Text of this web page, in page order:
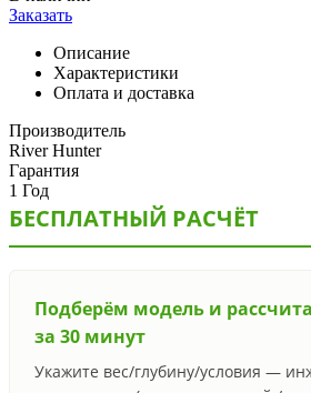
Заказать
Описание
Характеристики
Оплата и доставка
Производитель
River Hunter
Гарантия
1 Год
БЕСПЛАТНЫЙ РАСЧЁТ
Подберём модель и
за 30 минут
Укажите вес/глубину/условия —